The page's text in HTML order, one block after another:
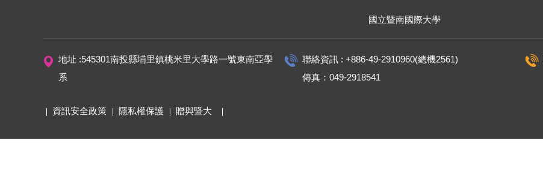
國立暨南國際大學
地址 :545301南投縣埔里鎮桃米里大學路一號東南亞學
系
資訊安全政策 隱私權保護 贈與暨大
聯絡資訊 : +886-49-2910960(總機2561)
傳真：049-2918541